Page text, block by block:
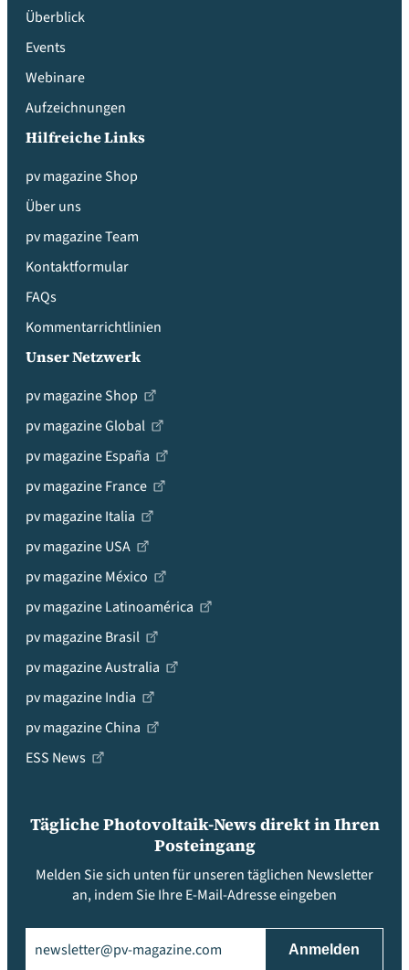
Überblick
Events
Webinare
Aufzeichnungen
Hilfreiche Links
pv magazine Shop
Über uns
pv magazine Team
Kontaktformular
FAQs
Kommentarrichtlinien
Unser Netzwerk
pv magazine Shop
pv magazine Global
pv magazine España
pv magazine France
pv magazine Italia
pv magazine USA
pv magazine México
pv magazine Latinoamérica
pv magazine Brasil
pv magazine Australia
pv magazine India
pv magazine China
ESS News
Tägliche Photovoltaik-News direkt in Ihren
Posteingang
Melden Sie sich unten für unseren täglichen Newsletter
an, indem Sie Ihre E-Mail-Adresse eingeben